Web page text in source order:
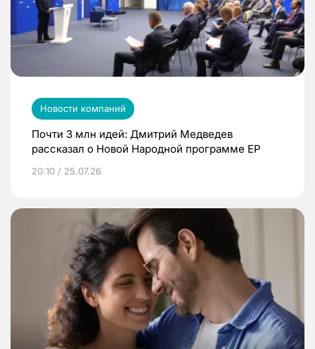
Новости компаний
Почти 3 млн идей: Дмитрий Медведев
рассказал о Новой Народной программе ЕР
20:10 / 25.07.26